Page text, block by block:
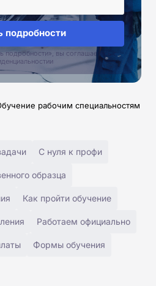
подробности
подробности», вы соглашаетесь с
рабочим специальностям
С нуля к профи
образца
Как пройти обучение
Работаем официально
Формы обучения